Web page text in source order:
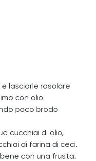
lasciarle rosolare
con olio
poco brodo
cucchiai di olio,
di farina di ceci.
con una frusta.